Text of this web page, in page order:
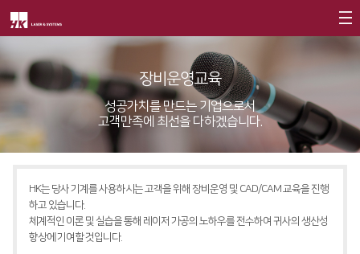
회사소개
CEO
회사연혁
CI소개
가치경영∨
제품소개
FL3015
RS3015
트레이닝 ∨
교육일정
장비운영교육
성공가치를 만드는 기업으로서
고객만족에 최선을 다하겠습니다.
HK는 당사 기계를 사용하시는 고객을 위해 장비운영 및 CAD/CAM 교육을 진행
하고 있습니다.
체계적인 이론 및 실습을 통해 레이저 가공의 노하우를 전수하여 귀사의 생산성
향상에 기여할 것입니다.